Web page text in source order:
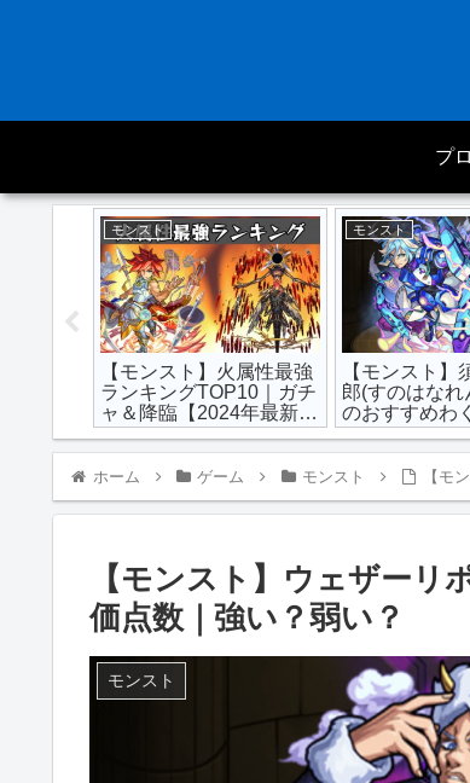
プ
モンスト
【モンスト】火属性最強
ランキングTOP10｜ガチ
ャ＆降臨【2024年最新
版】
モンスト
【モンスト】
郎(すのはなれ
のおすすめわ
と最新評価点
弱い？
ホーム ゲーム モンスト 【モ
【モンスト】ウェザー
価点数｜強い？弱い？
モンスト